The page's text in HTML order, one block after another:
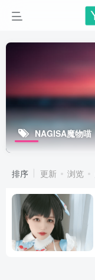
NAGISA魔物喵
排序 更新 浏览